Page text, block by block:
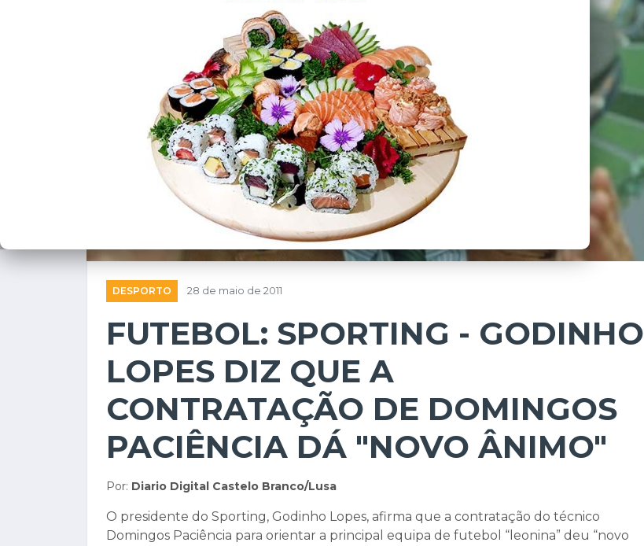
DESPORTO 28 de maio de 2011
FUTEBOL: SPORTING - GODINHO
LOPES DIZ QUE A
CONTRATAÇÃO DE DOMINGOS
PACIÊNCIA DÁ "NOVO ÂNIMO"
Por: Diario Digital Castelo Branco/Lusa
O presidente do Sporting, Godinho Lopes, afirma que a contratação do técnico
Domingos Paciência para orientar a principal equipa de futebol “leonina” deu “novo